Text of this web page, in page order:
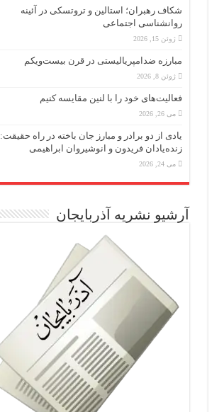
شکاف رهبران؛ استالین و تروتسکی در آئینه
روانشناسی اجتماعی
ژوئن 15, 2026
مبارزه ضد‌امپریالیستی در قرن بیست‌ویکم
ژوئن 8, 2026
فعالیت‌های خود را با لنین مقایسه کنیم
می 26, 2026
یادی از دو برادر و مبارز جان باخته در راه حقیقت:
زنده‌یادان فریدون و انوشیروان ابراهیمی
می 24, 2026
آرشیو نشریه آذربایجان